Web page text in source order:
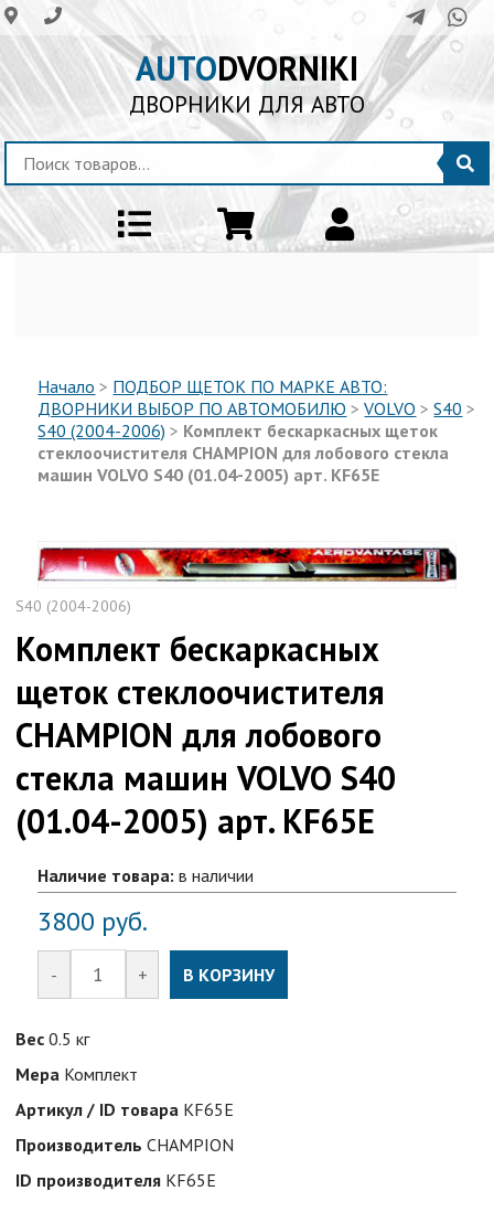
AUTODVORNIKI
ДВОРНИКИ ДЛЯ АВТО
Начало > ПОДБОР ЩЕТОК ПО МАРКЕ АВТО:
ДВОРНИКИ ВЫБОР ПО АВТОМОБИЛЮ >VOLVO >S40 >
S40 (2004-2006) > Комплект бескаркасных щеток
стеклоочистителя CHAMPION для лобового стекла
машин VOLVO S40 (01.04-2005) арт. KF65Е
S40 (2004-2006)
Комплект бескаркасных
щеток стеклоочистителя
CHAMPION для лобового
стекла машин VOLVO S40
(01.04-2005) арт. KF65Е
Наличие товара: в наличии
3800 руб.
- + В КОРЗИНУ
Вес 0.5 кг
Мера Комплект
Артикул / ID товара KF65E
Производитель CHAMPION
ID производителя KF65E